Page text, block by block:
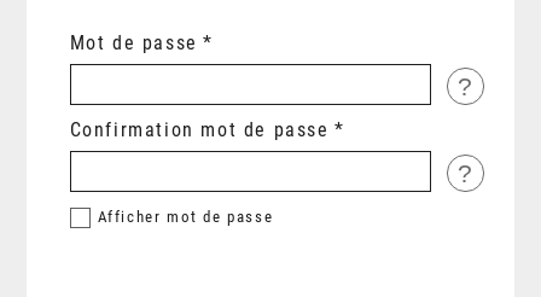
Mot de passe
?
Confirmation mot de passe
?
Afficher mot de passe